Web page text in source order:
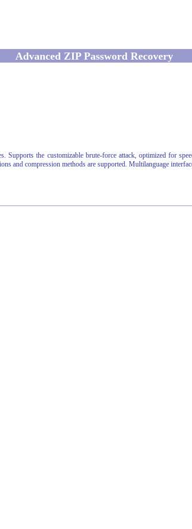
Advanced ZIP Password Recovery
the customizable brute-force attack, optimized for
and compression methods are supported. Multilanguage